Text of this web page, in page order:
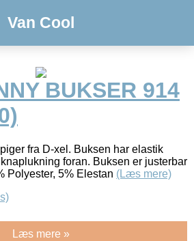
Van Cool
BUKSER 914
fra D-xel. Buksen har elastik
foran. Buksen er justerbar
Polyester, 5% Elestan (Læs mere)
Læs mere »